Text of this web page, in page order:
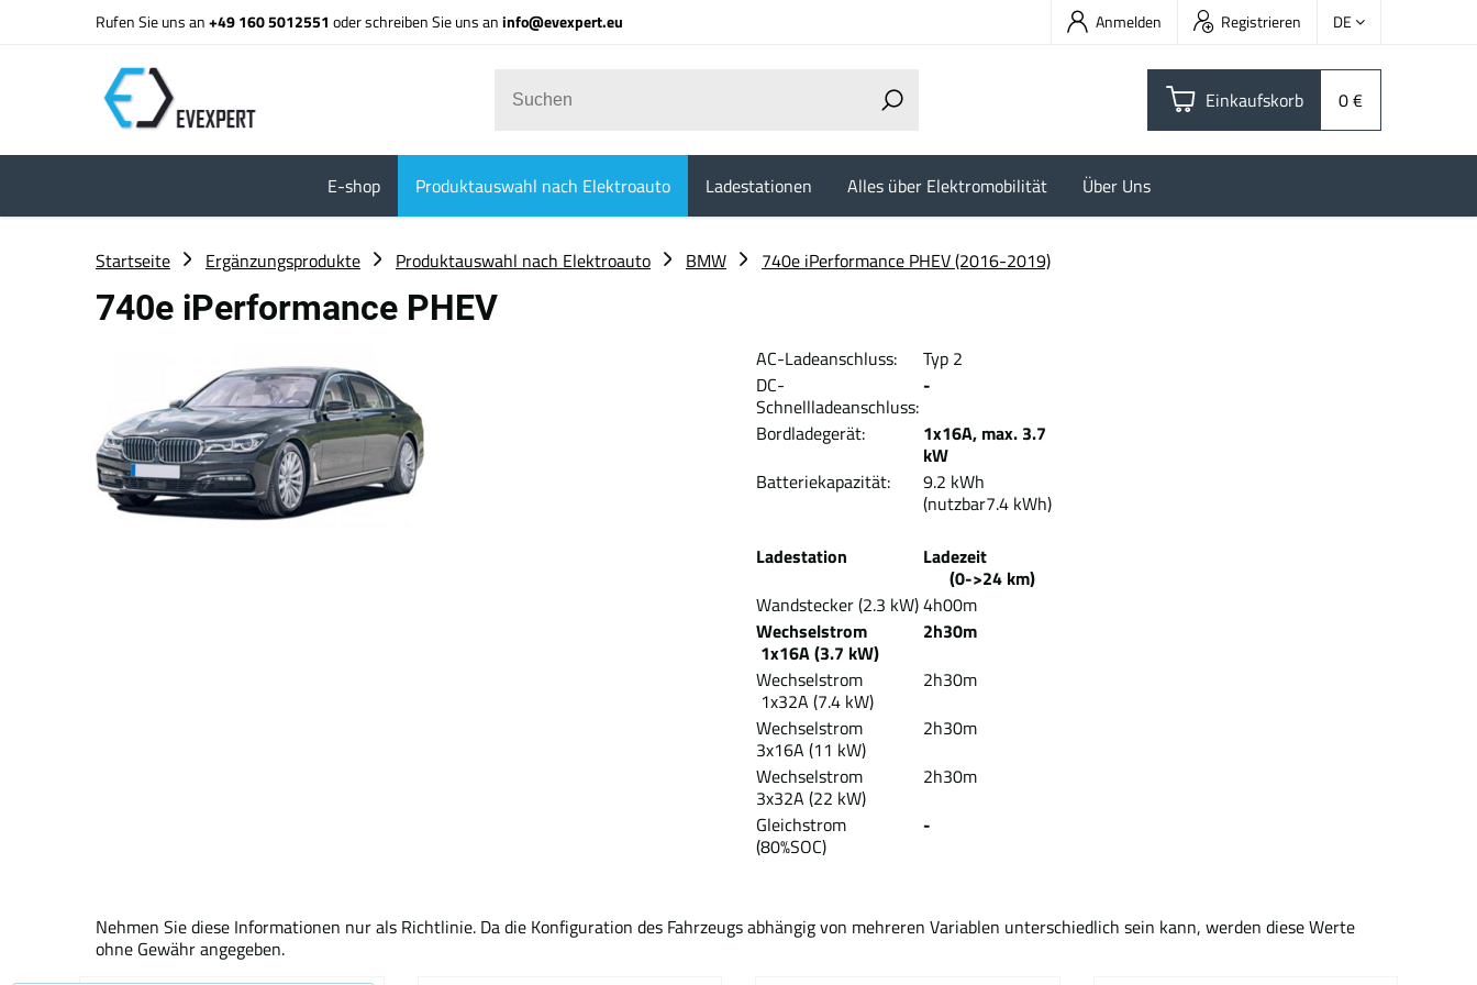
Rufen Sie uns an+49 160 5012551 oder schreiben Sie uns aninfo@evexpert.eu Anmelden Registrieren DE
Einkaufskorb 0 €
E-shop Produktauswahl nach Elektroauto Ladestationen Alles über Elektromobilität Über Uns
Startseite Ergänzungsprodukte Produktauswahl nach Elektroauto BMW 740e iPerformance PHEV (2016-2019)
740e iPerformance PHEV
AC-Ladeanschluss:
Typ 2
DC-
Schnellladeanschluss:
-
Bordladegerät:
1x16A, max. 3.7
kW
Batteriekapazität:
9.2 kWh
(nutzbar7.4 kWh)
Ladestation
Ladezeit
(0->24 km)
Wandstecker (2.3 kW)4h00m
Wechselstrom
1x16A (3.7 kW)
2h30m
Wechselstrom
1x32A (7.4 kW)
2h30m
Wechselstrom
3x16A (11 kW)
2h30m
Wechselstrom
3x32A (22 kW)
2h30m
Gleichstrom
(80%SOC)
-
Nehmen Sie diese Informationen nur als Richtlinie. Da die Konfiguration des Fahrzeugs abhängig von mehreren Variablen unterschiedlich sein kann, werden diese Werte
ohne Gewähr angegeben.